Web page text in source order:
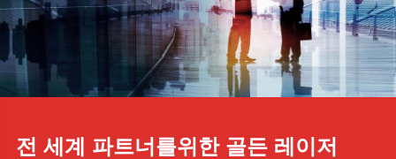
전 세계 파트너를위한 골든 레이저